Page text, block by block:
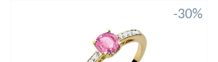
-30%